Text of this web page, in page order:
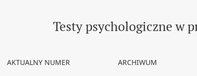
Testy psychologiczne w
AKTUALNY NUMER ARCHIWUM